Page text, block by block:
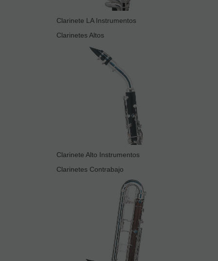
Clarinete LA Instrumentos
Clarinetes Altos
Clarinete Alto Instrumentos
Clarinetes Contrabajo